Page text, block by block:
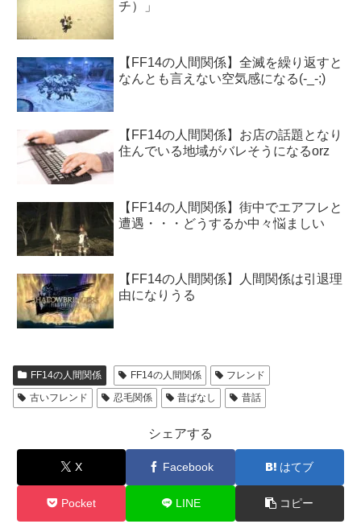
チ）」
【FF14の人間関係】全滅を繰り返すと
なんとも言えない空気感になる(-_-;)
【FF14の人間関係】お店の話題となり
住んでいる地域がバレそうになるorz
【FF14の人間関係】街中でエアフレと
遭遇・・・どうするか中々悩ましい
【FF14の人間関係】人間関係は引退理
由になりうる
FF14の人間関係 FF14の人間関係
フレンド
古いフレンド
忍毛関係 昔ばなし 昔話
シェアする
X Facebook はてブ
Pocket LINE コピー